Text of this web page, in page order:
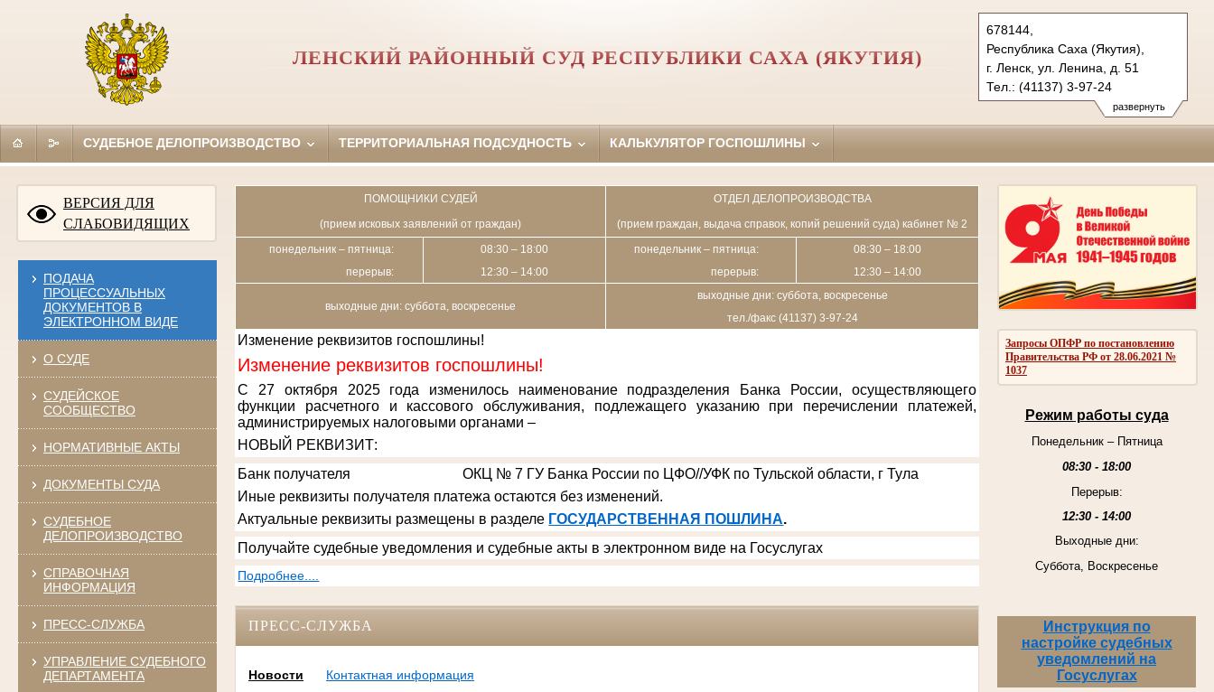
развернуть
678144,
Республика Саха (Якутия),
г. Ленск, ул. Ленина, д. 51
Тел.: (41137) 3-97-24
lensk.jak@sudrf.ru
ЛЕНСКИЙ РАЙОННЫЙ СУД РЕСПУБЛИКИ САХА (ЯКУТИЯ)
СУДЕБНОЕ ДЕЛОПРОИЗВОДСТВО ТЕРРИТОРИАЛЬНАЯ ПОДСУДНОСТЬ КАЛЬКУЛЯТОР ГОСПОШЛИНЫ
ВЕРСИЯ ДЛЯ
СЛАБОВИДЯЩИХ
ПОДАЧА
ПРОЦЕССУАЛЬНЫХ
ДОКУМЕНТОВ В
ЭЛЕКТРОННОМ ВИДЕ
О СУДЕ
СУДЕЙСКОЕ
СООБЩЕСТВО
НОРМАТИВНЫЕ АКТЫ
ДОКУМЕНТЫ СУДА
СУДЕБНОЕ
ДЕЛОПРОИЗВОДСТВО
СПРАВОЧНАЯ
ИНФОРМАЦИЯ
ПРЕСС-СЛУЖБА
УПРАВЛЕНИЕ СУДЕБНОГО
ДЕПАРТАМЕНТА
Запросы ОПФР по постановлению
Правительства РФ от 28.06.2021 №
1037
Режим работы суда
Понедельник – Пятница
08:30 - 18:00
Перерыв:
12:30 - 14:00
Выходные дни:
Суббота, Воскресенье
Инструкция по
настройке судебных
уведомлений на
Госуслугах
ПОМОЩНИКИ СУДЕЙ
(прием исковых заявлений от граждан)
ОТДЕЛ ДЕЛОПРОИЗВОДСТВА
(прием граждан, выдача справок, копий решений суда) кабинет № 2
понедельник – пятница:
перерыв:
08:30 – 18:00
12:30 – 14:00
понедельник – пятница:
перерыв:
08:30 – 18:00
12:30 – 14:00
выходные дни: суббота, воскресенье
выходные дни: суббота, воскресенье
тел./факс (41137) 3-97-24
Изменение реквизитов госпошлины!
Изменение реквизитов госпошлины!
С 27 октября 2025 года изменилось наименование подразделения Банка России, осуществляющего
функции расчетного и кассового обслуживания, подлежащего указанию при перечислении платежей,
администрируемых налоговыми органами –
НОВЫЙ РЕКВИЗИТ:
Банк получателя
ОКЦ № 7 ГУ Банка России по ЦФО//УФК по Тульской области, г Тула
Иные реквизиты получателя платежа остаются без изменений.
Актуальные реквизиты размещены в разделе ГОСУДАРСТВЕННАЯ ПОШЛИНА.
Получайте судебные уведомления и судебные акты в электронном виде на Госуслугах
Подробнее....
ПРЕСС-СЛУЖБА
Новости
Контактная информация